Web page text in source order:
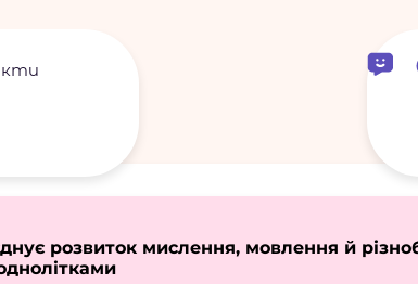
розвиток мислення, мовлення й